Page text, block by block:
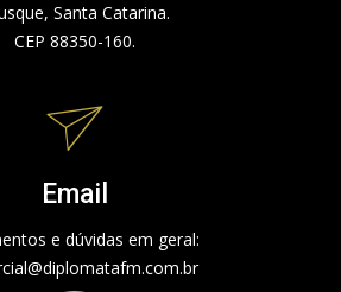
Santa Catarina.
CEP 88350-160.
Email
e dúvidas em geral: